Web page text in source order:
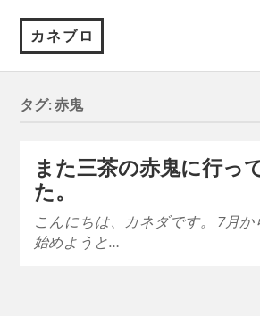
カネブロ
タグ:赤鬼
また三茶の赤鬼に行っ
た。
こんにちは、カネダです。 7月
始めようと…